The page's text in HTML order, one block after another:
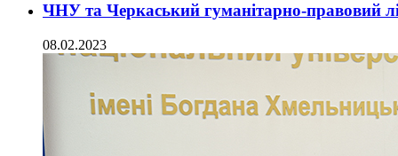
ЧНУ та Черкаський гуманітарно-правовий
08.02.2023